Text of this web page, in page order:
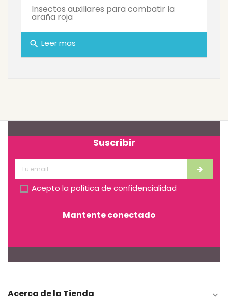
Insectos auxiliares para combatir la
araña roja
search Leer mas
Suscribir
Acepto la política de confidencialidad
Mantente conectado
Acerca de la Tienda 